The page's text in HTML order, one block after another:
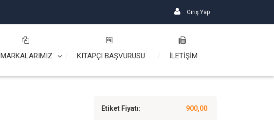
Giriş Yap
MARKALARIMIZ KITAPÇI BAŞVURUSU İLETİŞİM
Etiket Fiyatı: 900,00